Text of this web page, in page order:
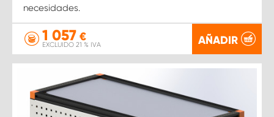
necesidades.
1 057 €
EXCLUIDO 21 % IVA AÑADIR